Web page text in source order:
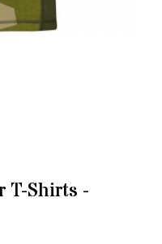
T-Shirts -